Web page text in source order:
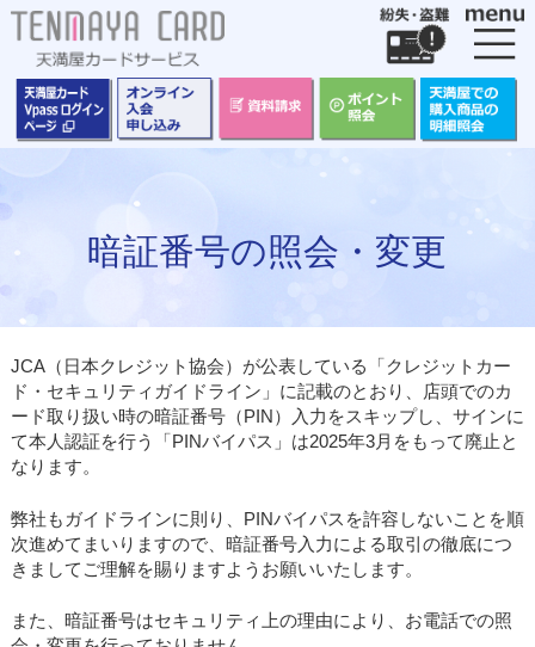
カードをつくる
カードをつかう
保険にはいる暗証番号の照会・変更
JCA（日本クレジット協会）が公表している「クレジットカー
ド・セキュリティガイドライン」に記載のとおり、店頭でのカ
ード取り扱い時の暗証番号（PIN）入力をスキップし、サインに
て本人認証を行う「PINバイパス」は2025年3月をもって廃止と
なります。
弊社もガイドラインに則り、PINバイパスを許容しないことを順
次進めてまいりますので、暗証番号入力による取引の徹底につ
きましてご理解を賜りますようお願いいたします。
また、暗証番号はセキュリティ上の理由により、お電話での照